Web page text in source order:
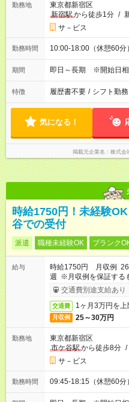
勤務地
東京都新宿区
新宿駅から徒歩1分 /
サ－ビス
勤務時間 10:00-18:00（休憩60分
期間 即日～長期 ※開始日相
特徴 履歴書不要 / シフト勤務
気になる！
掲載元企業名 株式会
時給1750円！未経験
谷での受付
派遣 職種未経験OK ブランク
給与
時給1750円 月収例 26
週 ※月収例を保証する
交通費別途支給あり
交通費 1ヶ月3万円を
月収例 25～30万円
勤務地
東京都新宿区
市ケ谷駅から徒歩8分 /
サ－ビス
勤務時間 09:45-18:15（休憩60分